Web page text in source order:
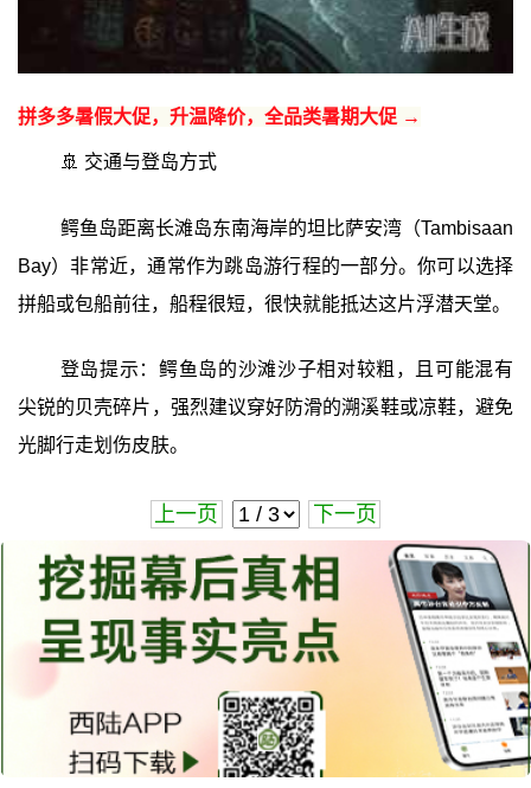
拼多多暑假大促，升温降价，全品类暑期大促 →
🚢 交通与登岛方式
鳄鱼岛距离长滩岛东南海岸的坦比萨安湾（Tambisaan
Bay）非常近，通常作为跳岛游行程的一部分。你可以选择
拼船或包船前往，船程很短，很快就能抵达这片浮潜天堂。
登岛提示：鳄鱼岛的沙滩沙子相对较粗，且可能混有
尖锐的贝壳碎片，强烈建议穿好防滑的溯溪鞋或凉鞋，避免
光脚行走划伤皮肤。
上一页 下一页